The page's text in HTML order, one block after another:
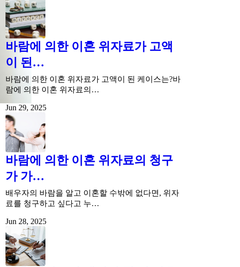
바람에 의한 이혼 위자료가 고액
이 된…
바람에 의한 이혼 위자료가 고액이 된 케이스는?바
람에 의한 이혼 위자료의…
Jun 29, 2025
바람에 의한 이혼 위자료의 청구
가 가…
배우자의 바람을 알고 이혼할 수밖에 없다면, 위자
료를 청구하고 싶다고 누…
Jun 28, 2025